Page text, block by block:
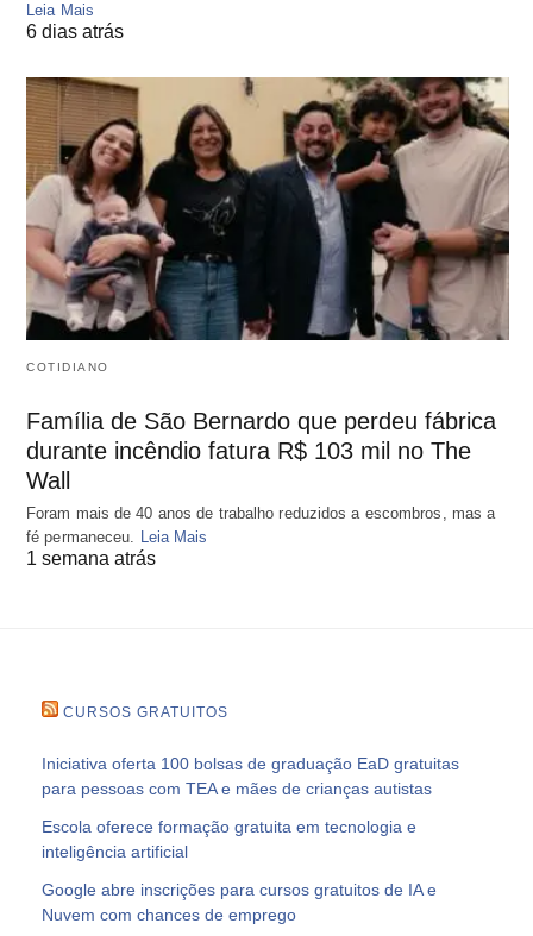
Leia Mais
6 dias atrás
COTIDIANO
Família de São Bernardo que perdeu fábrica
durante incêndio fatura R$ 103 mil no The
Wall
Foram mais de 40 anos de trabalho reduzidos a escombros, mas a
fé permaneceu.
Leia Mais
1 semana atrás
CURSOS GRATUITOS
Iniciativa oferta 100 bolsas de graduação EaD gratuitas
para pessoas com TEA e mães de crianças autistas
Escola oferece formação gratuita em tecnologia e
inteligência artificial
Google abre inscrições para cursos gratuitos de IA e
Nuvem com chances de emprego